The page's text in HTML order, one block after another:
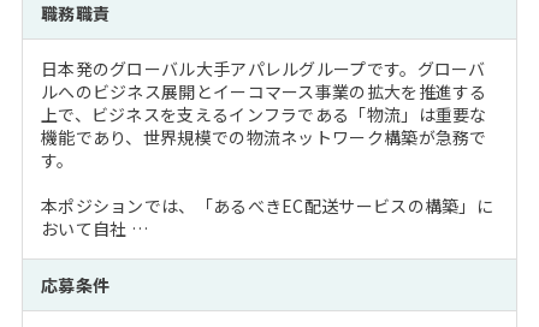
職務職責
日本発のグローバル大手アパレルグループです。グローバ
ルへのビジネス展開とイーコマース事業の拡大を推進する
上で、ビジネスを支えるインフラである「物流」は重要な
機能であり、世界規模での物流ネットワーク構築が急務で
す。
本ポジションでは、「あるべきEC配送サービスの構築」に
おいて自社 …
応募条件